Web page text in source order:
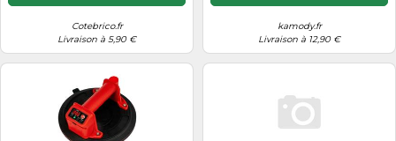
Cotebrico.fr
Livraison à 5,90 €
kamody.fr
Livraison à 12,90 €